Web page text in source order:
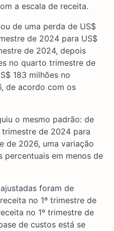
a escala de receita.
de uma perda de US$
de 2024 para US$
de 2024, depois
no quarto trimestre de
183 milhões no
de acordo com os
o mesmo padrão: de
trimestre de 2024 para
de 2026, uma variação
em menos de
foram de
no 1º trimestre de
no 1º trimestre de
de custos está se